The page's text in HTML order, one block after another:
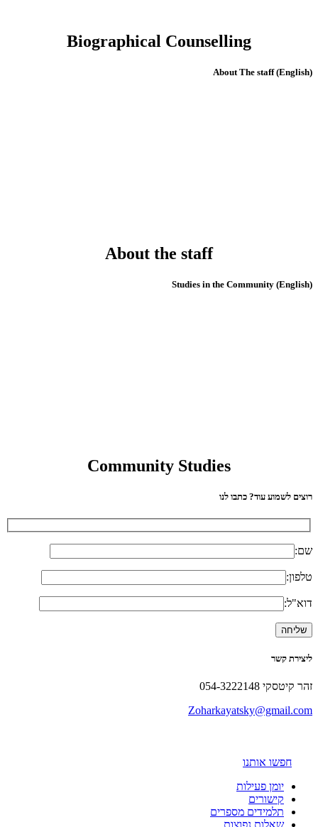
Biographical Counselling
(English) About The staff
About the staff
(English) Studies in the Community
Community Studies
רוצים לשמוע עוד? כתבו לנו
שם:
טלפון:
דוא"ל:
ליצירת קשר
זהר קיטסקי 054-3222148
Zoharkayatsky@gmail.com
חפשו אותנו
יומן פעילות
קישורים
תלמידים מספרים